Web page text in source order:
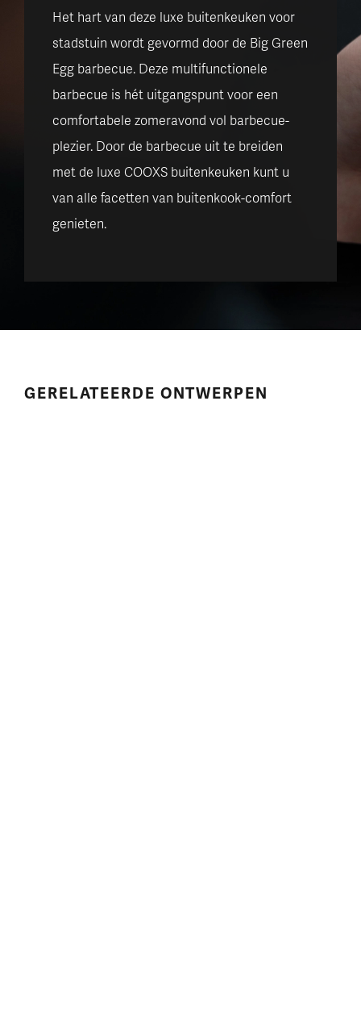
Het hart van deze luxe buitenkeuken voor
stadstuin wordt gevormd door de Big Green
Egg barbecue. Deze multifunctionele
barbecue is hét uitgangspunt voor een
comfortabele zomeravond vol barbecue-
plezier. Door de barbecue uit te breiden
met de luxe COOXS buitenkeuken kunt u
van alle facetten van buitenkook-comfort
genieten.
GERELATEERDE ONTWERPEN